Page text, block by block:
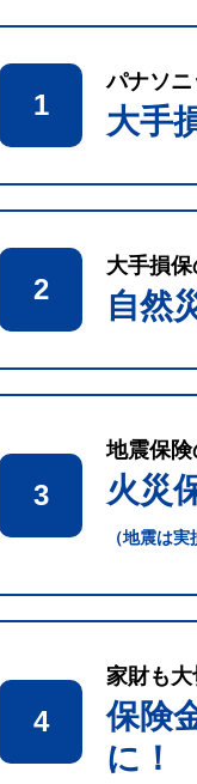
1
パナソ
大手
2
大手損
自然
3
地震保険
火災
（地震は
4
家財も大
保険
に！